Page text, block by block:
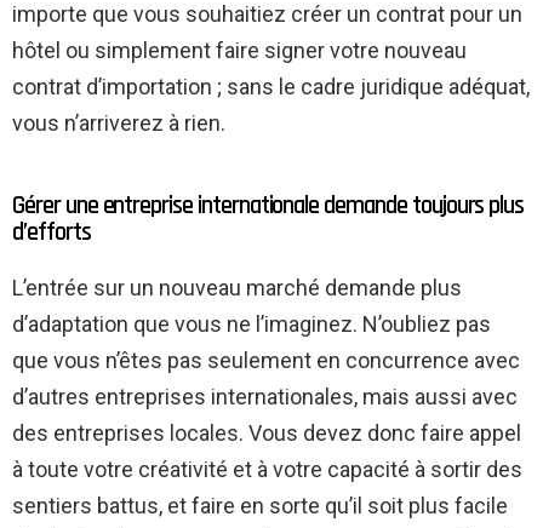
importe que vous souhaitiez créer un contrat pour un
hôtel ou simplement faire signer votre nouveau
contrat d’importation ; sans le cadre juridique adéquat,
vous n’arriverez à rien.
Gérer une entreprise internationale demande toujours plus
d’efforts
L’entrée sur un nouveau marché demande plus
d’adaptation que vous ne l’imaginez. N’oubliez pas
que vous n’êtes pas seulement en concurrence avec
d’autres entreprises internationales, mais aussi avec
des entreprises locales. Vous devez donc faire appel
à toute votre créativité et à votre capacité à sortir des
sentiers battus, et faire en sorte qu’il soit plus facile